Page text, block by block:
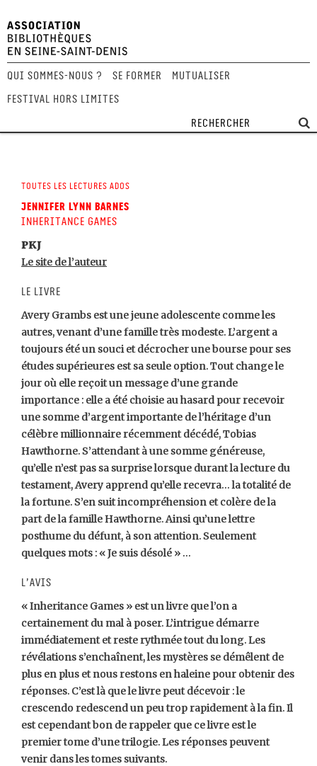
Qui sommes-nous ? Se former
Mutualiser
Festival Hors Limites
Toutes les lectures ados
Jennifer Lynn Barnes
Inheritance Games
PKJ
Le site de l’auteur
Le livre
Avery Grambs est une jeune adolescente comme les
autres, venant d’une famille très modeste. L’argent a
toujours été un souci et décrocher une bourse pour ses
études supérieures est sa seule option. Tout change le
jour où elle reçoit un message d’une grande
importance : elle a été choisie au hasard pour recevoir
une somme d’argent importante de l’héritage d’un
célèbre millionnaire récemment décédé, Tobias
Hawthorne. S’attendant à une somme généreuse,
qu’elle n’est pas sa surprise lorsque durant la lecture du
testament, Avery apprend qu’elle recevra… la totalité de
la fortune. S’en suit incompréhension et colère de la
part de la famille Hawthorne. Ainsi qu’une lettre
posthume du défunt, à son attention. Seulement
quelques mots : « Je suis désolé » …
L’avis
« Inheritance Games » est un livre que l’on a
certainement du mal à poser. L’intrigue démarre
immédiatement et reste rythmée tout du long. Les
révélations s’enchaînent, les mystères se démêlent de
plus en plus et nous restons en haleine pour obtenir des
réponses. C’est là que le livre peut décevoir : le
crescendo redescend un peu trop rapidement à la fin. Il
est cependant bon de rappeler que ce livre est le
premier tome d’une trilogie. Les réponses peuvent
venir dans les tomes suivants.